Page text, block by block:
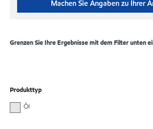
Machen Sie Angaben zu Ihrer
Grenzen Sie Ihre Ergebnisse mit dem Filter unten
Produkttyp
Öl